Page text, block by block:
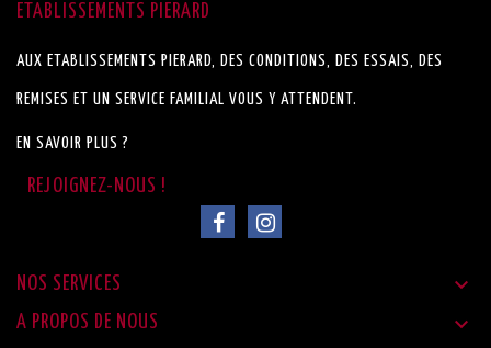
ETABLISSEMENTS PIERARD
AUX ETABLISSEMENTS PIERARD, DES CONDITIONS, DES ESSAIS, DES
REMISES ET UN SERVICE FAMILIAL VOUS Y ATTENDENT.
EN SAVOIR PLUS ?
NOS SERVICES 
A PROPOS DE NOUS 